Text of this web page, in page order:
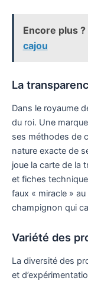
Encore plus ?
cajou
La
Dans le royaume
du roi. Une
ses méthodes de
nature exacte de
joue la carte de la
et fiches
faux « miracle »
champignon qui
Variété des
La diversité des
et